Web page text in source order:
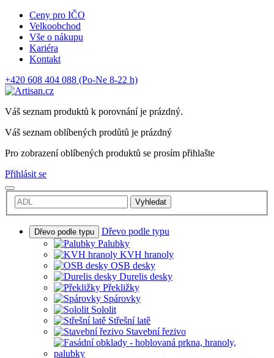
Ceny pro IČO
Velkoobchod
Vše o nákupu
Kariéra
Kontakt
+420 608 404 088 (Po-Ne 8-22 h)
Váš seznam produktů k porovnání je prázdný.
Váš seznam oblíbených prodůtů je prázdný
Pro zobrazení oblíbených produktů se prosím přihlašte
Přihlásit se
Vyhledat
Dřevo podle typu
Dřevo podle typu
Palubky
KVH hranoly
OSB desky
Durelis desky
Překližky
Spárovky
Sololit
Střešní latě
Stavební řezivo